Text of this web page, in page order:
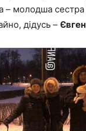
– молодша
дідусь –